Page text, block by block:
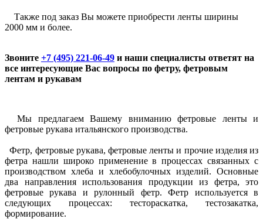
Также под заказ Вы можете приобрести ленты ширины
2000 мм и более.
Звоните +7 (495) 221-06-49 и наши специалисты ответят на
все интересующие Вас вопросы по фетру, фетровым
лентам и рукавам
Мы предлагаем Вашему вниманию фетровые ленты и
фетровые рукава итальянского производства.
Фетр, фетровые рукава, фетровые ленты и прочие изделия из
фетра нашли широко применение в процессах связанных с
производством хлеба и хлебобулочных изделий. Основные
два направления использования продукции из фетра, это
фетровые рукава и рулонный фетр. Фетр используется в
следующих процессах: тестораскатка, тестозакатка,
формирование.